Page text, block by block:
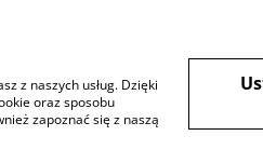
z naszych usług. Dzięki
oraz sposobu
zapoznać się z naszą